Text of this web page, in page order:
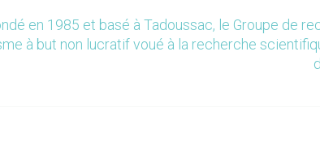
en 1985 et basé à Tadoussac, le Groupe de
à but non lucratif voué à la recherche